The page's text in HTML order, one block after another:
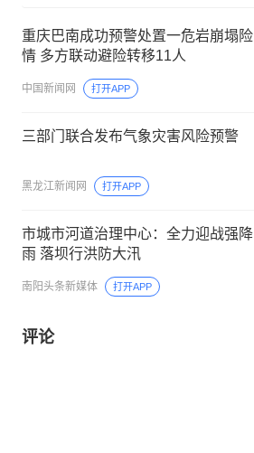
重庆巴南成功预警处置一危岩崩塌险
情 多方联动避险转移11人
中国新闻网 打开APP
三部门联合发布气象灾害风险预警
黑龙江新闻网 打开APP
市城市河道治理中心：全力迎战强降
雨 落坝行洪防大汛
南阳头条新媒体 打开APP
评论